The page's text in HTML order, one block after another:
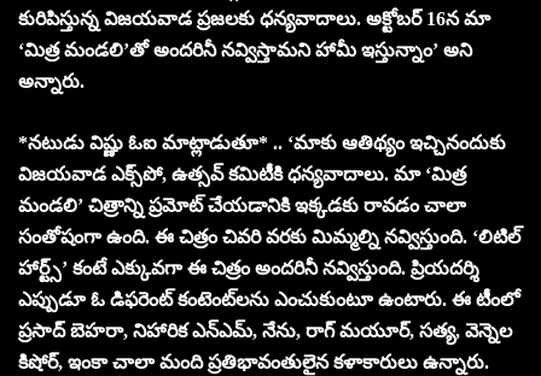
కురిపిస్తున్న విజయవాడ ప్రజలకు ధన్యవాదాలు. అక్టోబర్ 16న మా
‘మిత్ర మండలి’తో అందరినీ నవ్విస్తామని హామీ ఇస్తున్నాం’ అని
అన్నారు.
*నటుడు విష్ణు ఓఐ మాట్లాడుతూ* .. ‘మాకు ఆతిథ్యం ఇచ్చినందుకు
విజయవాడ ఎక్స్‌పో, ఉత్సవ్ కమిటీకి ధన్యవాదాలు. మా ‘మిత్ర
మండలి’ చిత్రాన్ని ప్రమోట్ చేయడానికి ఇక్కడకు రావడం చాలా
సంతోషంగా ఉంది. ఈ చిత్రం చివరి వరకు మిమ్మల్ని నవ్విస్తుంది. ‘లిటిల్
హార్ట్స్’ కంటే ఎక్కువగా ఈ చిత్రం అందరినీ నవ్విస్తుంది. ప్రియదర్శి
ఎప్పుడూ ఓ డిఫరెంట్ కంటెంట్‌లను ఎంచుకుంటూ ఉంటారు. ఈ టీంలో
ప్రసాద్ బెహరా, నిహారిక ఎన్ఎమ్, నేను, రాగ్ మయూర్, సత్య, వెన్నెల
కిషోర్, ఇంకా చాలా మంది ప్రతిభావంతులైన కళాకారులు ఉన్నారు.